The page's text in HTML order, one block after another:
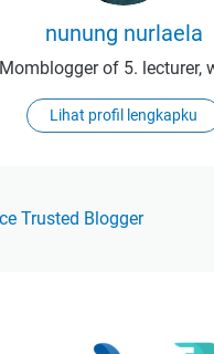
nunung nurlaela
Momblogger of 5. lecturer,
Lihat profil lengkapku